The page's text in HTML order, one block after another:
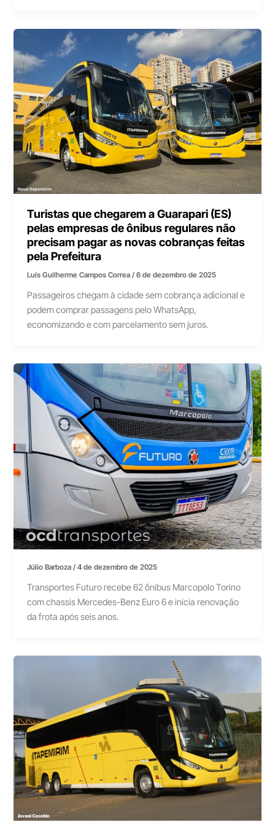
Turistas que chegarem a Guarapari (ES)
pelas empresas de ônibus regulares não
precisam pagar as novas cobranças feitas
pela Prefeitura
Luís Guilherme Campos Correa/6 de dezembro de 2025
Passageiros chegam à cidade sem cobrança adicional e
podem comprar passagens pelo WhatsApp,
economizando e com parcelamento sem juros.
Júlio Barboza/4 de dezembro de 2025
Transportes Futuro recebe 62 ônibus Marcopolo Torino
com chassis Mercedes-Benz Euro 6 e inicia renovação
da frota após seis anos.